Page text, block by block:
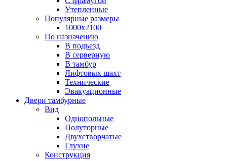
Утепленные
Популярные размеры
1000х2100
По назначению
В подъезд
В серверную
В тамбур
Лифтовых шахт
Технические
Эвакуационные
Двери тамбурные
Вид
Однопольные
Полуторные
Двухстворчатые
Глухие
Конструкция